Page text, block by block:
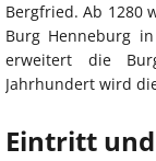
Bergfried. Ab 1280
Burg Henneburg
erweitert die
Jahrhundert wird
Eintritt